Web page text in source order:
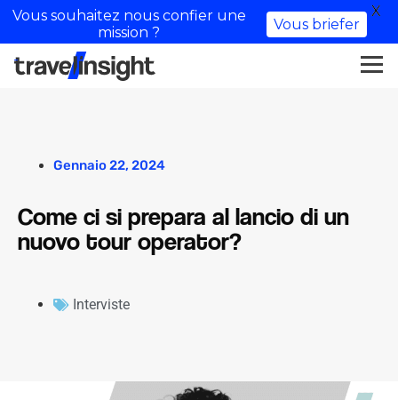
Gennaio 22, 2024
Come ci si prepara al lancio di un
nuovo tour operator?
Interviste
Vous souhaitez nous confier une
mission ?
Vous briefer
X